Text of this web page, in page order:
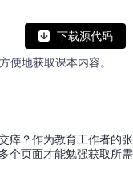
下载源代码
便地获取课本内容。
瘁？作为教育工作者的张
个页面才能勉强获取所需